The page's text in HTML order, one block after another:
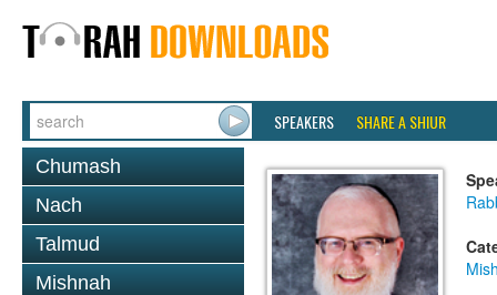
SPEAKERS SHARE A SHIUR
Chumash
Nach
Talmud
Mishnah